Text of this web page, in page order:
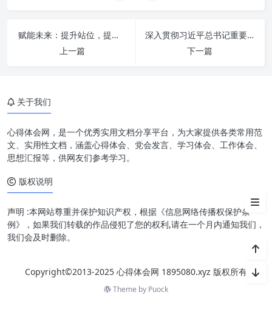
赋能未来：提升站位，提高水平，推进办公室工作再上新台阶的全面攻略
上一篇
深入贯彻习近平总书记重要指示精神，全面提升办公室工作新境界
下一篇
强基固本：组织凝聚力之基石
强技赋能：个体与团队发展之引
增“四力”：驱动高质量发展的强
大引擎
关于我们
心得体会网，是一个优秀实用文档分享平台，为大家提供各类常用范
文、实用性文档，涵盖心得体会、党会发言、学习体会、工作体会、
思想汇报等，供网友们参考学习。
版权说明
声明 :本网站尊重并保护知识产权，根据《信息网络传播权保护条
例》，如果我们转载的作品侵犯了您的权利,请在一个月内通知我们，
我们会及时删除。
Copyright©2013-2025 心得体会网 1895080.xyz 版权所有
Theme by Puock